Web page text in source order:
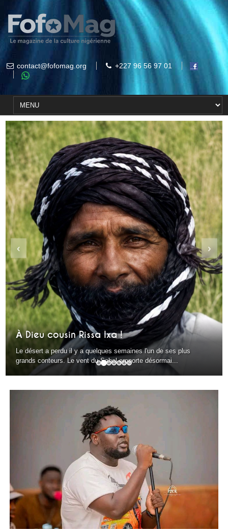
contact@fofomag.org +227 96 56 97 01
À Dieu cousin Rissa Ixa !
Le désert a perdu il y a quelques semaines l'un de ses plus
grands conteurs. Le vent du Sahel emporte désormai...
‹ ›